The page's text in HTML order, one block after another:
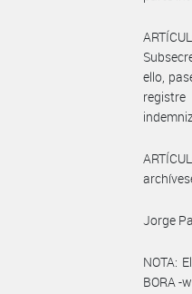
ello,
Jorge
NOTA:
BORA -